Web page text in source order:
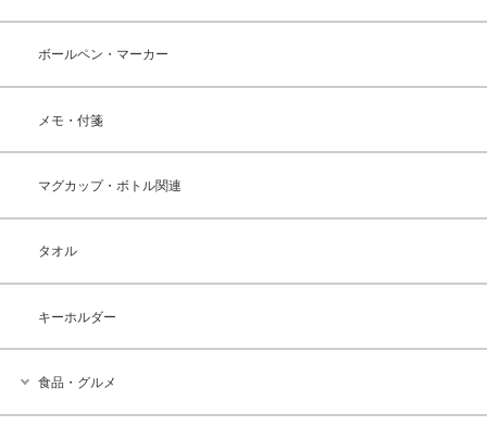
ボールペン・マーカー
メモ・付箋
マグカップ・ボトル関連
タオル
キーホルダー
食品・グルメ